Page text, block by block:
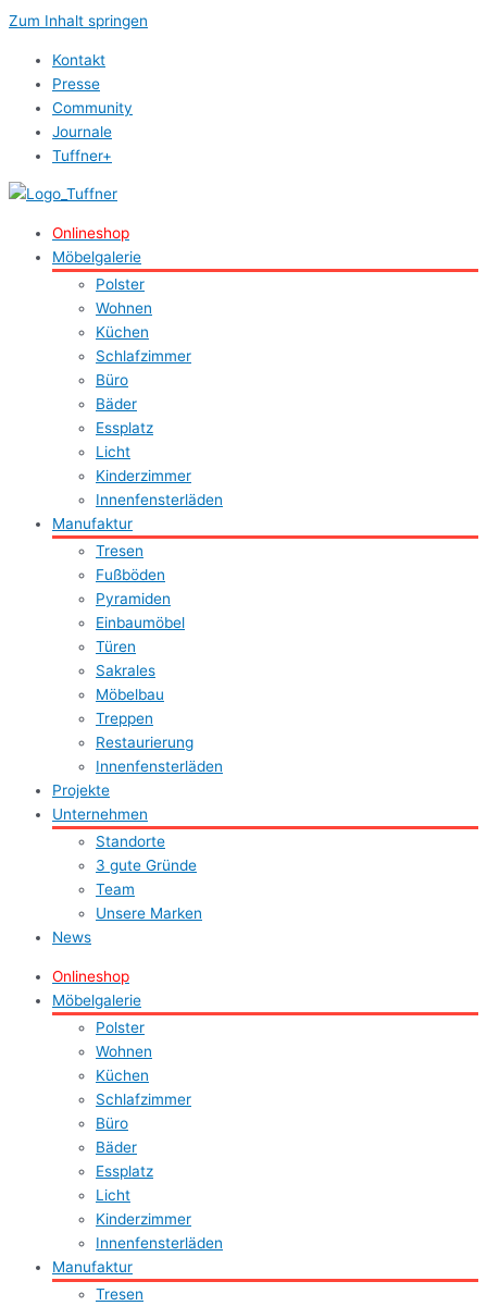
Zum Inhalt springen
Kontakt
Presse
Community
Journale
Tuffner+
Onlineshop
Möbelgalerie
Polster
Wohnen
Küchen
Schlafzimmer
Büro
Bäder
Essplatz
Licht
Kinderzimmer
Innenfensterläden
Manufaktur
Tresen
Fußböden
Pyramiden
Einbaumöbel
Türen
Sakrales
Möbelbau
Treppen
Restaurierung
Innenfensterläden
Projekte
Unternehmen
Standorte
3 gute Gründe
Team
Unsere Marken
News
Onlineshop
Möbelgalerie
Polster
Wohnen
Küchen
Schlafzimmer
Büro
Bäder
Essplatz
Licht
Kinderzimmer
Innenfensterläden
Manufaktur
Tresen